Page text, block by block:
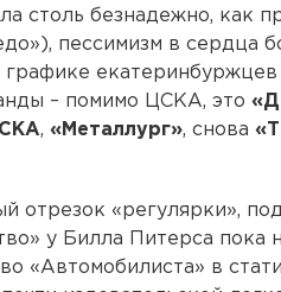
столь безнадежно, как
пессимизм в сердца
– помимо ЦСКА, это
СКА, «Металлург», снова
отрезок «регулярки»,
у Билла Питерса пока
«Автомобилиста» в